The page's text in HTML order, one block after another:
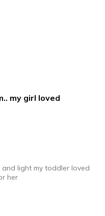
my girl loved
light my toddler loved
her